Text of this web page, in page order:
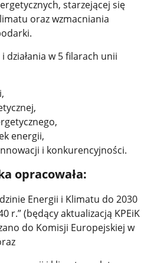
starzejącej się
oraz wzmacniania
działania w 5 filarach unii
energii,
i konkurencyjności.
opracowała:
Energii i Klimatu do 2030
r.” (będący aktualizacją KPEiK
do Komisji Europejskiej w